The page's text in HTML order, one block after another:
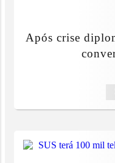
Após crise